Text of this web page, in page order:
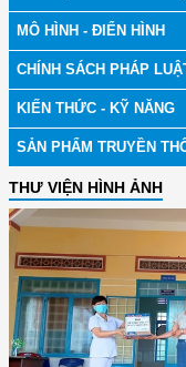
MÔ HÌNH - ĐIỂN HÌNH
CHÍNH SÁCH PHÁP
KIẾN THỨC - KỸ NĂNG
SẢN PHẨM TRUYỀN
THƯ VIỆN HÌNH ẢNH